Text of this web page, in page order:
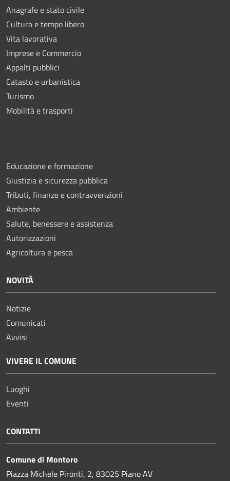
Anagrafe e stato civile
Cultura e tempo libero
Vita lavorativa
Imprese e Commercio
Appalti pubblici
Catasto e urbanistica
Turismo
Mobilità e trasporti
Educazione e formazione
Giustizia e sicurezza pubblica
Tributi, finanze e contravvenzioni
Ambiente
Salute, benessere e assistenza
Autorizzazioni
Agricoltura e pesca
NOVITÀ
Notizie
Comunicati
Avvisi
VIVERE IL COMUNE
Luoghi
Eventi
CONTATTI
Comune di Montoro
Piazza Michele Pironti, 2, 83025 Piano AV